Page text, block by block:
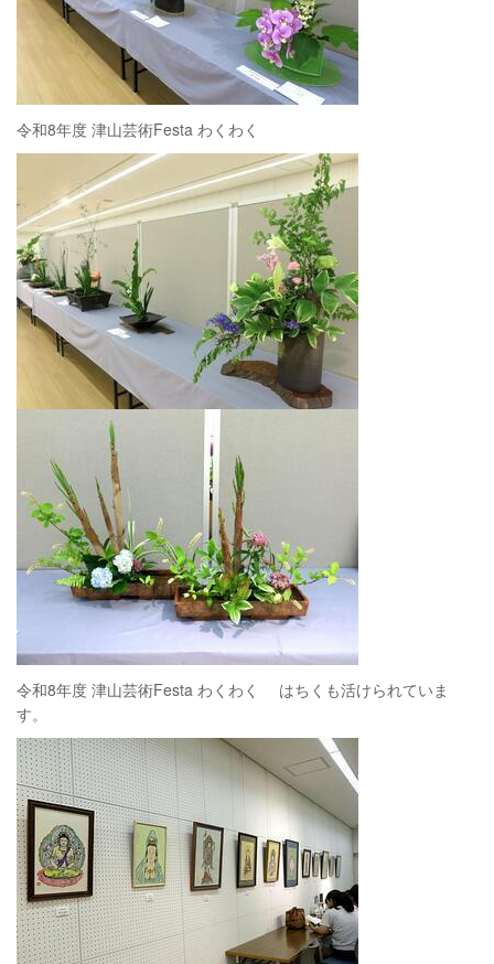
令和8年度 津山芸術Festa わくわく
令和8年度 津山芸術Festa わくわく はちくも活けられていま
す。